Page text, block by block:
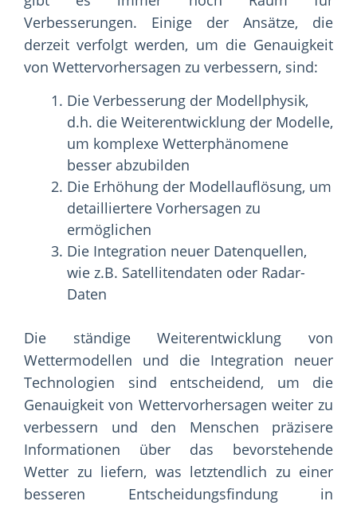
Verbesserungen. Einige der Ansätze, die
derzeit verfolgt werden, um die Genauigkeit
von Wettervorhersagen zu verbessern, sind:
Die Verbesserung der Modellphysik,
d.h. die Weiterentwicklung der Modelle,
um komplexe Wetterphänomene
besser abzubilden
Die Erhöhung der Modellauflösung, um
detailliertere Vorhersagen zu
ermöglichen
Die Integration neuer Datenquellen,
wie z.B. Satellitendaten oder Radar-
Daten
Die ständige Weiterentwicklung von
Wettermodellen und die Integration neuer
Technologien sind entscheidend, um die
Genauigkeit von Wettervorhersagen weiter zu
verbessern und den Menschen präzisere
Informationen über das bevorstehende
Wetter zu liefern, was letztendlich zu einer
besseren Entscheidungsfindung in